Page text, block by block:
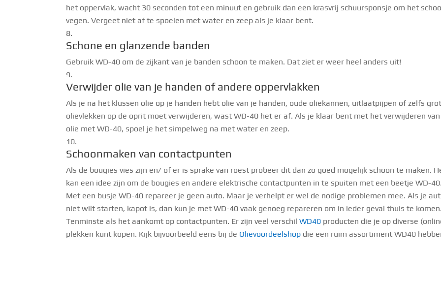
het oppervlak, wacht 30 seconden tot een minuut en gebruik dan een krasvrij schuursponsje om het
vegen. Vergeet niet af te spoelen met water en zeep als je klaar bent.
Schone en glanzende banden
Gebruik WD-40 om de zijkant van je banden schoon te maken. Dat ziet er weer heel anders uit!
Verwijder olie van je handen of andere oppervlakken
Als je na het klussen olie op je handen hebt olie van je handen, oude oliekannen, uitlaatpijpen of zelfs
olievlekken op de oprit moet verwijderen, wast WD-40 het er af. Als je klaar bent met het verwijderen van
olie met WD-40, spoel je het simpelweg na met water en zeep.
Schoonmaken van contactpunten
Als de bougies vies zijn en/ of er is sprake van roest probeer dit dan zo goed mogelijk schoon te maken.
kan een idee zijn om de bougies en andere elektrische contactpunten in te spuiten met een beetje WD-40.
Met een busje WD-40 repareer je geen auto. Maar je verhelpt er wel de nodige problemen mee. Als je
niet wilt starten, kapot is, dan kun je met WD-40 vaak genoeg repareren om in ieder geval thuis te komen.
Tenminste als het aankomt op contactpunten. Er zijn veel verschilWD40 producten die je op diverse
plekken kunt kopen. Kijk bijvoorbeeld eens bij de Olievoordeelshop die een ruim assortiment WD40